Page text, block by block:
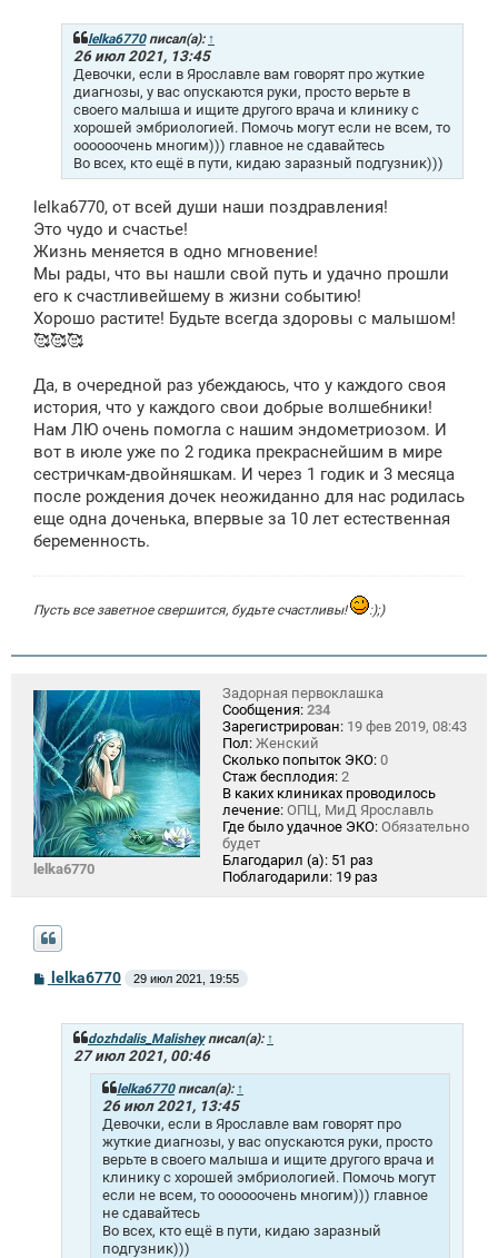
lelka6770писал(а): ↑
26 июл 2021, 13:45
Девочки, если в Ярославле вам говорят про жуткие
диагнозы, у вас опускаются руки, просто верьте в
своего малыша и ищите другого врача и клинику с
хорошей эмбриологией. Помочь могут если не всем, то
оооооочень многим))) главное не сдавайтесь
Во всех, кто ещё в пути, кидаю заразный подгузник)))
lelka6770, от всей души наши поздравления!
Это чудо и счастье!
Жизнь меняется в одно мгновение!
Мы рады, что вы нашли свой путь и удачно прошли
его к счастливейшему в жизни событию!
Хорошо растите! Будьте всегда здоровы с малышом!
🥰🥰🥰
Да, в очередной раз убеждаюсь, что у каждого своя
история, что у каждого свои добрые волшебники!
Нам ЛЮ очень помогла с нашим эндометриозом. И
вот в июле уже по 2 годика прекраснейшим в мире
сестричкам-двойняшкам. И через 1 годик и 3 месяца
после рождения дочек неожиданно для нас родилась
еще одна доченька, впервые за 10 лет естественная
беременность.
Пусть все заветное свершится, будьте счастливы! :);)
lelka6770
Задорная первоклашка
Сообщения: 234
Зарегистрирован: 19 фев 2019, 08:43
Пол: Женский
Сколько попыток ЭКО: 0
Стаж бесплодия: 2
В каких клиниках проводилось
лечение: ОПЦ, МиД Ярославль
Где было удачное ЭКО: Обязательно
будет
Благодарил (а): 51 раз
Поблагодарили: 19 раз
С
о
lelka6770 29 июл 2021, 19:55
dozhdalis_Malisheyписал(а): ↑
27 июл 2021, 00:46
lelka6770писал(а): ↑
26 июл 2021, 13:45
Девочки, если в Ярославле вам говорят про
жуткие диагнозы, у вас опускаются руки, просто
верьте в своего малыша и ищите другого врача и
клинику с хорошей эмбриологией. Помочь могут
если не всем, то оооооочень многим))) главное
не сдавайтесь
Во всех, кто ещё в пути, кидаю заразный
подгузник)))